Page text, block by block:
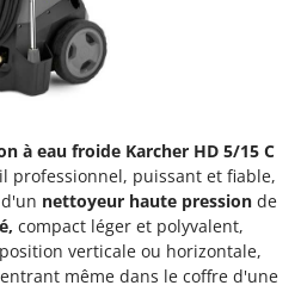
pour tracteur
à eau froide Karcher HD 5/15 C
professionnel, puissant et fiable,
nettoyeur haute pression de
compact léger et polyvalent,
verticale ou horizontale,
même dans le coffre d'une